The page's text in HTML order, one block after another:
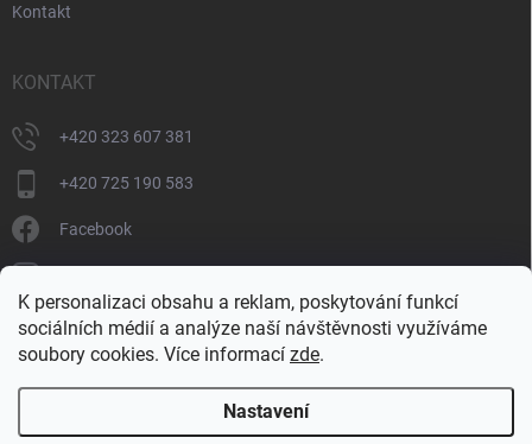
K personalizaci obsahu a reklam, poskytování funkcí
sociálních médií a analýze naší návštěvnosti využíváme
soubory cookies. Více informací zde.
Nastavení
Kontakt
KONTAKT
+420 323 607 381
+420 725 190 583
Facebook
+420 725 190 583